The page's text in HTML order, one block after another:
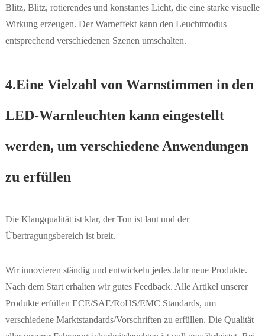
Blitz, Blitz, rotierendes und konstantes Licht, die eine starke visuelle
Wirkung erzeugen. Der Warneffekt kann den Leuchtmodus
entsprechend verschiedenen Szenen umschalten.
4.Eine Vielzahl von Warnstimmen in den
LED-Warnleuchten kann eingestellt
werden, um verschiedene Anwendungen
zu erfüllen
Die Klangqualität ist klar, der Ton ist laut und der
Übertragungsbereich ist breit.
Wir innovieren ständig und entwickeln jedes Jahr neue Produkte.
Nach dem Start erhalten wir gutes Feedback. Alle Artikel unserer
Produkte erfüllen ECE/SAE/RoHS/EMC Standards, um
verschiedene Marktstandards/Vorschriften zu erfüllen. Die Qualität